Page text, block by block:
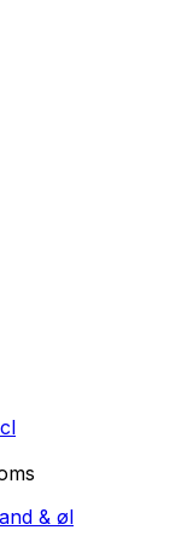
& øl